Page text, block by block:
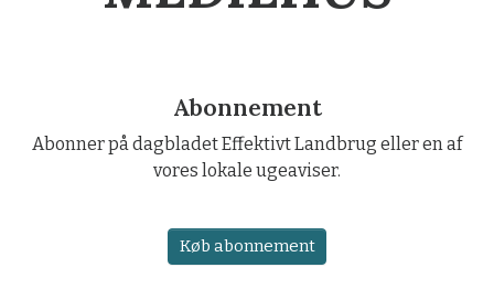
Abonnement
Abonner på dagbladet Effektivt Landbrug eller en af
vores lokale ugeaviser.
Køb abonnement